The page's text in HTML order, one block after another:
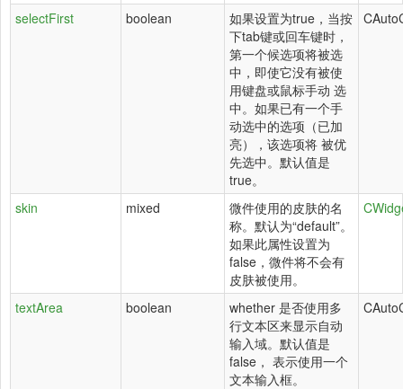
selectFirst boolean
如果设置为true，当按
下tab键或回车键时，
第一个候选项将被选
中，即使它没有被使
用键盘或鼠标手动 选
中。如果已有一个手
动选中的选项（已加
亮），该选项将 被优
先选中。默认值是
true。
skin mixed
微件使用的皮肤的名
称。默认为“default”。
如果此属性设置为
false，微件将不会有
皮肤被使用。
textArea boolean
whether 是否使用多
行文本区来显示自动
输入域。默认值是
false， 表示使用一个
文本输入框。